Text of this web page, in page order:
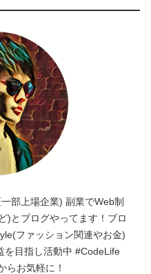
部上場企業) 副業でWeb制
)とブログやってます！ブロ
ファッション関連やお金)
を目指し活動中 #CodeLife
らお気軽に！